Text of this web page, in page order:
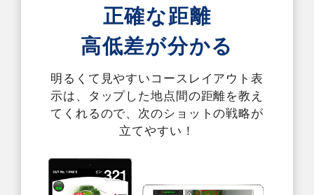
正確な距離
高低差が分かる
明るくて見やすいコースレイアウト表
示は、タップした地点間の距離を教え
てくれるので、次のショットの戦略が
立てやすい！